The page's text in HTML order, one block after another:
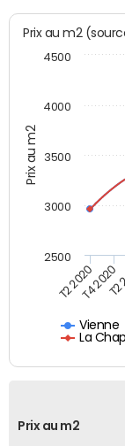
Prix au m2
Prix au
Vienne
La
T2 2020T4 2020
T2
2500
3000
3500
4000
4500
Prix au m2